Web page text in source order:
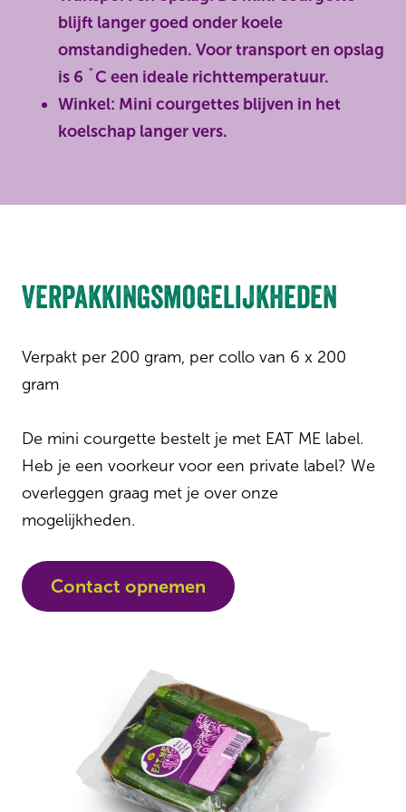
blijft langer goed onder koele
omstandigheden. Voor transport en opslag
is 6 ˚C een ideale richttemperatuur.
Winkel: Mini courgettes blijven in het
koelschap langer vers.
Verpakkingsmogelijkheden
Verpakt per 200 gram, per collo van 6 x 200
gram
De mini courgette bestelt je met EAT ME label.
Heb je een voorkeur voor een private label? We
overleggen graag met je over onze
mogelijkheden.
Contact opnemen